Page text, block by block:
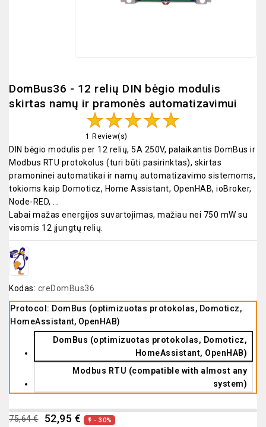
DomBus36 - 12 relių DIN bėgio modulis
skirtas namų ir pramonės automatizavimui
1 Review(s)
DIN bėgio modulis per 12 relių, 5A 250V, palaikantis DomBus ir
Modbus RTU protokolus (turi būti pasirinktas), skirtas
pramoninei automatikai ir namų automatizavimo sistemoms,
tokioms kaip Domoticz, Home Assistant, OpenHAB, ioBroker,
Node-RED, ...
Labai mažas energijos suvartojimas, mažiau nei 750 mW su
visomis 12 įjungtų relių.
Kodas: creDomBus36
Protocol: DomBus (optimizuotas protokolas, Domoticz,
HomeAssistant, OpenHAB)
DomBus (optimizuotas protokolas, Domoticz,
HomeAssistant, OpenHAB)
Modbus RTU (compatible with almost any
system)
75,64 € 52,95 €  - 30%